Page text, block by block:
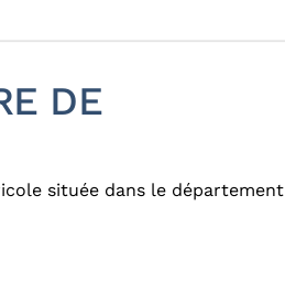
DE
située dans le département